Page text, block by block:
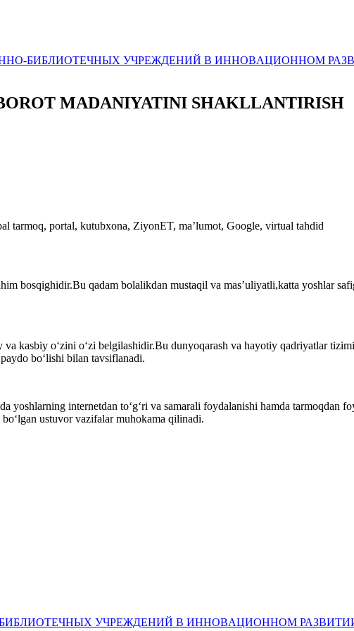
БИБЛИОТЕЧНЫХ УЧРЕЖДЕНИЙ В ИННОВAЦИОННОМ
MADANIYATINI SHAKLLANTIRISH
tarmoq, portal, kutubxona, ZiyonET, maʼlumot, Google, virtual tahdid
bosqighidir.Bu qadam bolalikdan mustaqil va mas’uliyatli,katta yoshlar
kasbiy o‘zini o‘zi belgilashidir.Bu dunyoqarash va hayotiy qadriyatlar
bo‘lishi bilan tavsiflanadi.
yoshlarning internetdan to‘g‘ri va samarali foydalanishi hamda tarmoqdan
ustuvor vazifalar muhokama qilinadi.
БИБЛИОТЕЧНЫХ УЧРЕЖДЕНИЙ В ИННОВAЦИОННОМ